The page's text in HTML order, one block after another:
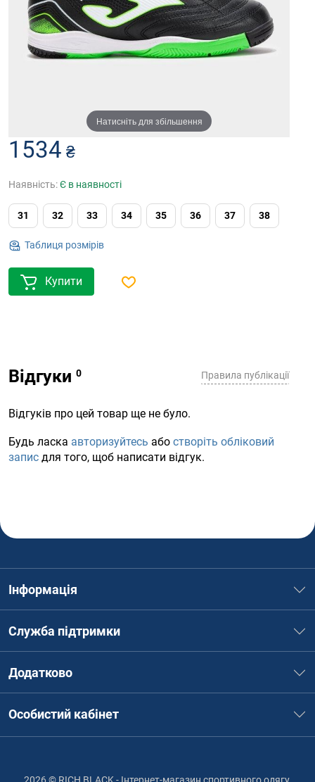
Натисніть для збільшення
1534 ₴
Наявність:Є в наявності
31 32 33 34 35 36 37 38
Таблиця розмірів
Купити
Відгуки Правила публікації
Відгуків про цей товар ще не було.
Будь ласка авторизуйтесь або створіть обліковий
запис для того, щоб написати відгук.
Інформація
Служба підтримки
Додатково
Особистий кабінет